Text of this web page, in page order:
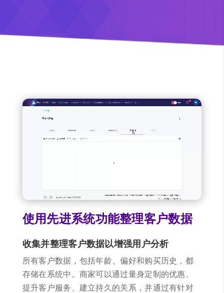
使用先进系统功能整理客户数据
收集并整理客户数据以增强用户分析
所有客户数据，包括年龄、偏好和购买历史，都
存储在系统中。商家可以通过量身定制的优惠、
提升客户服务、建立持久的关系，并通过有针对